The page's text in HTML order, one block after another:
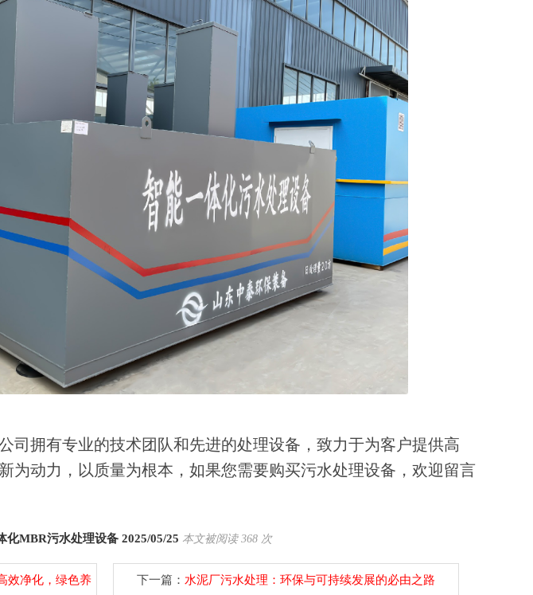
司拥有专业的技术团队和先进的处理设备，致力于为客户提供高
为动力，以质量为根本，如果您需要购买污水处理设备，欢迎留言
化MBR污水处理设备 2025/05/25 本文被阅读 368 次
效净化，绿色养 下一篇： 水泥厂污水处理：环保与可持续发展的必由之路